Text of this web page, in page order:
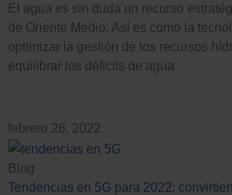
El agua es sin duda un recurso
de Oriente Medio. Así es como la
optimizar la gestión de los recursos
equilibrar los déficits de agua.
febrero 28, 2022
Blog
Tendencias en 5G para 2022: